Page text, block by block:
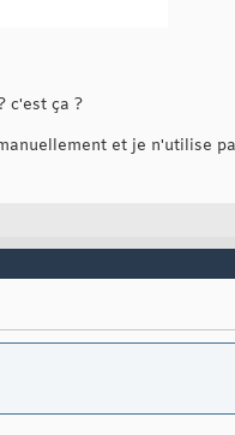
c'est ça ?
et je n'utilise